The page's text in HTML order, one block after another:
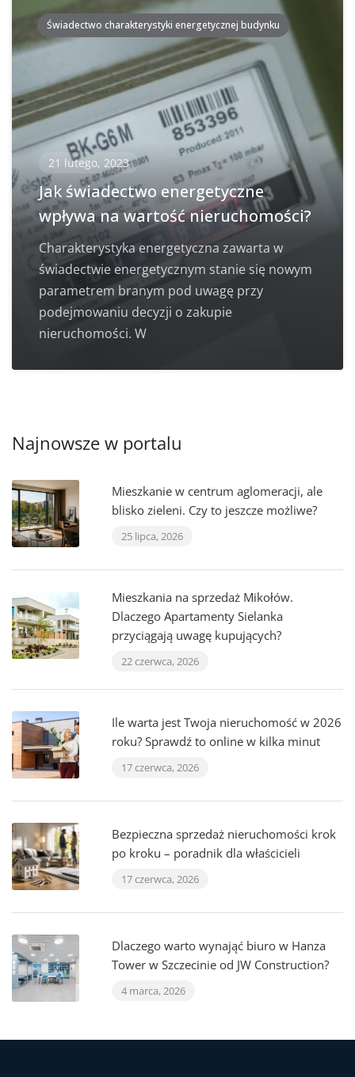
Świadectwo charakterystyki energetycznej budynku
21 lutego, 2023
Jak świadectwo energetyczne
wpływa na wartość nieruchomości?
Charakterystyka energetyczna zawarta w
świadectwie energetycznym stanie się nowym
parametrem branym pod uwagę przy
podejmowaniu decyzji o zakupie
nieruchomości. W
Najnowsze w portalu
Mieszkanie w centrum aglomeracji, ale
blisko zieleni. Czy to jeszcze możliwe?
25 lipca, 2026
Mieszkania na sprzedaż Mikołów.
Dlaczego Apartamenty Sielanka
przyciągają uwagę kupujących?
22 czerwca, 2026
Ile warta jest Twoja nieruchomość w 2026
roku? Sprawdź to online w kilka minut
17 czerwca, 2026
Bezpieczna sprzedaż nieruchomości krok
po kroku – poradnik dla właścicieli
17 czerwca, 2026
Dlaczego warto wynająć biuro w Hanza
Tower w Szczecinie od JW Construction?
4 marca, 2026